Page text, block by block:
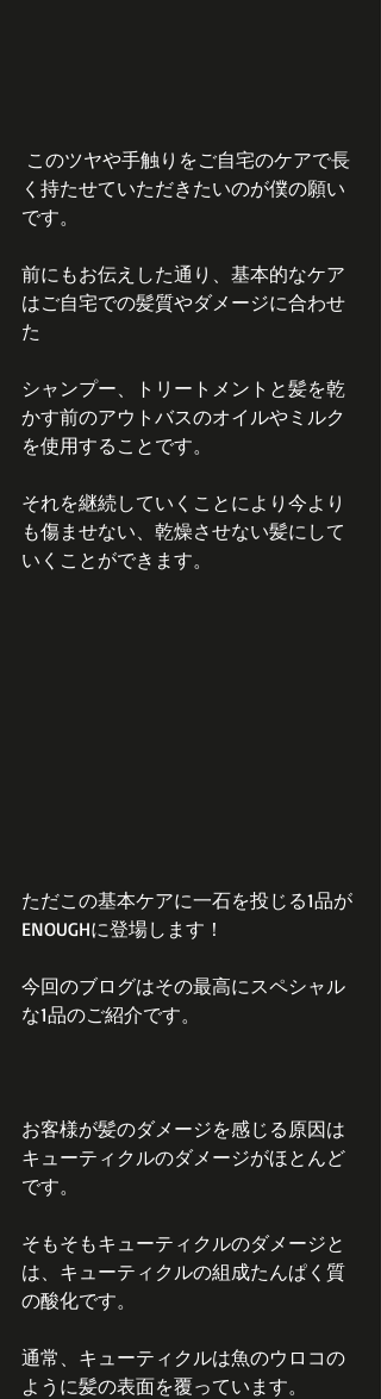
く持たせていただきたいのが僕の願い
です。
前にもお伝えした通り、基本的なケア
はご自宅での髪質やダメージに合わせ
た
シャンプー、トリートメントと髪を乾
かす前のアウトバスのオイルやミルク
を使用することです。
それを継続していくことにより今より
も傷ませない、乾燥させない髪にして
いくことができます。
ただこの基本ケアに一石を投じる1品が
ENOUGHに登場します！
今回のブログはその最高にスペシャル
な1品のご紹介です。
お客様が髪のダメージを感じる原因は
キューティクルのダメージがほとんど
です。
そもそもキューティクルのダメージと
は、キューティクルの組成たんぱく質
の酸化です。
通常、キューティクルは魚のウロコの
ように髪の表面を覆っています。